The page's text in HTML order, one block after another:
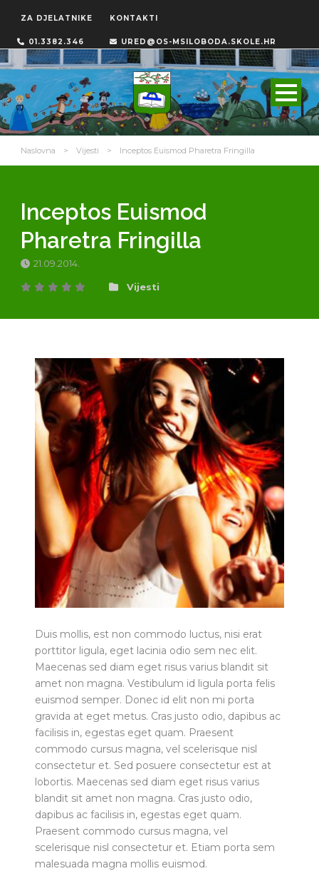
ZA DJELATNIKE KONTAKTI
01.3382.346 URED@OS-MSILOBODA.SKOLE.HR
Naslovna > Vijesti > Inceptos Euismod Pharetra Fringilla
Inceptos Euismod
Pharetra Fringilla
21.09.2014.
Vijesti
Duis mollis, est non commodo luctus, nisi erat
porttitor ligula, eget lacinia odio sem nec elit.
Maecenas sed diam eget risus varius blandit sit
amet non magna. Vestibulum id ligula porta felis
euismod semper. Donec id elit non mi porta
gravida at eget metus. Cras justo odio, dapibus ac
facilisis in, egestas eget quam. Praesent
commodo cursus magna, vel scelerisque nisl
consectetur et. Sed posuere consectetur est at
lobortis. Maecenas sed diam eget risus varius
blandit sit amet non magna. Cras justo odio,
dapibus ac facilisis in, egestas eget quam.
Praesent commodo cursus magna, vel
scelerisque nisl consectetur et. Etiam porta sem
malesuada magna mollis euismod.